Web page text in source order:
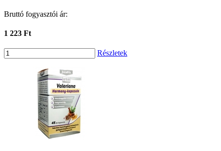
Bruttó fogyasztói ár:
1 223 Ft
Részletek